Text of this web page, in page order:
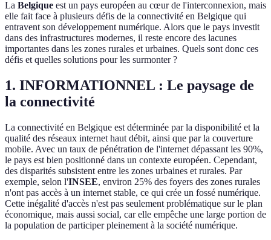
La Belgique est un pays européen au cœur de l'interconnexion, mais
elle fait face à plusieurs défis de la connectivité en Belgique qui
entravent son développement numérique. Alors que le pays investit
dans des infrastructures modernes, il reste encore des lacunes
importantes dans les zones rurales et urbaines. Quels sont donc ces
défis et quelles solutions pour les surmonter ?
1. INFORMATIONNEL : Le paysage de
la connectivité
La connectivité en Belgique est déterminée par la disponibilité et la
qualité des réseaux internet haut débit, ainsi que par la couverture
mobile. Avec un taux de pénétration de l'internet dépassant les 90%,
le pays est bien positionné dans un contexte européen. Cependant,
des disparités subsistent entre les zones urbaines et rurales. Par
exemple, selon l'INSEE, environ 25% des foyers des zones rurales
n'ont pas accès à un internet stable, ce qui crée un fossé numérique.
Cette inégalité d'accès n'est pas seulement problématique sur le plan
économique, mais aussi social, car elle empêche une large portion de
la population de participer pleinement à la société numérique.